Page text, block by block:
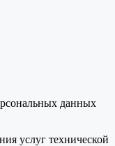
данных
услуг технической